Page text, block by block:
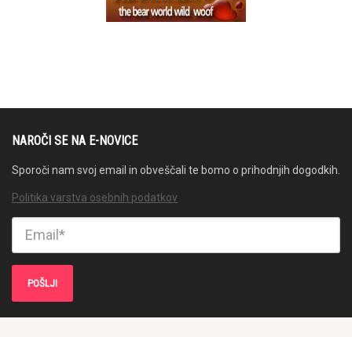
NAROČI SE NA E-NOVICE
Sporoči nam svoj email in obveščali te bomo o prihodnjih dogodkih.
Politika varstva osebnih podatkov